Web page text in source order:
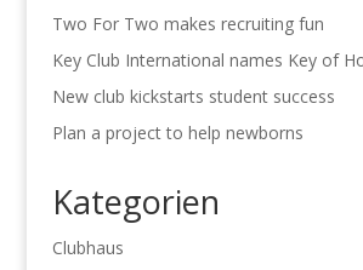
Two For Two makes recruiting fun
Key Club International names Key of
New club kickstarts student success
Plan a project to help newborns
Kategorien
Clubhaus